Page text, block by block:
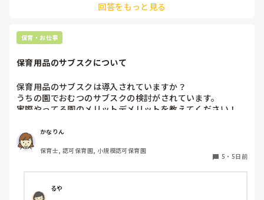
回答をもっと見る
保育・お仕事
保育用品のサブスクについて
保育用品のサブスクは導入されていますか？
うちの園でおむつのサブスクの検討がされています。
実際やってる園のメリットデメリットを教えてください！
かなりん
保育士, 認可保育園, 小規模認可保育園
5 ・ 5日前
るや